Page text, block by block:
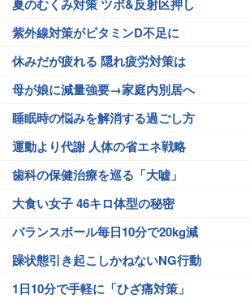
夏のむくみ対策 ツボ&反射区押し
紫外線対策がビタミンD不足に
休みだが疲れる 隠れ疲労対策は
母が娘に減量強要→家庭内別居へ
睡眠時の悩みを解消する過ごし方
運動より代謝 人体の省エネ戦略
歯科の保健治療を巡る「大嘘」
大食い女子 46キロ体型の秘密
バランスボール毎日10分で20kg減
躁状態引き起こしかねないNG行動
1日10分で手軽に「ひざ痛対策」